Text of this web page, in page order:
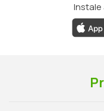
Instale